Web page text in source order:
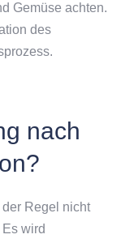
Gemüse achten.
des
nach
Regel nicht
wird